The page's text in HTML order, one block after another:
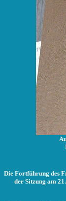
Die Fortführung des
der Sitzung am